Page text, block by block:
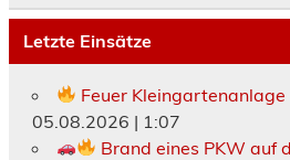
Letzte Einsätze
Feuer Kleingartenanlage
05.08.2026 | 1:07
Brand eines PKW auf